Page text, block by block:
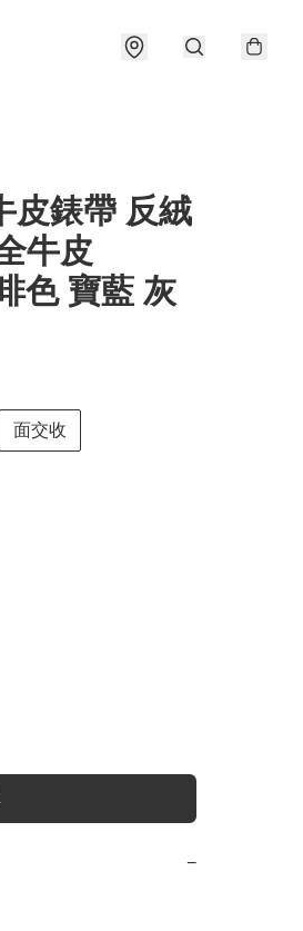
皮錶帶 反絨
牛皮
色 寶藍 灰
面交收
−